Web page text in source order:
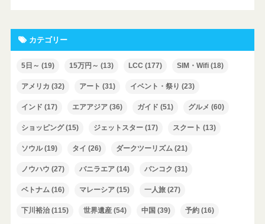
カテゴリー
5日～ (19) 15万円～ (13) LCC (177) SIM・Wifi(18)
アメリカ (32) アート (31) イベント・祭り (23)
インド (17) エアアジア(36) ガイド (51) グルメ (60)
ショッピング(15) ジェットスター(17) スクート (13)
ソウル(19) タイ (26) ダークツーリズム(21)
ノウハウ (27) バニラエア(14) バンコク (31)
ベトナム(16) マレーシア(15) 一人旅(27)
下川裕治(115) 世界遺産(54) 中国 (39) 予約(16)